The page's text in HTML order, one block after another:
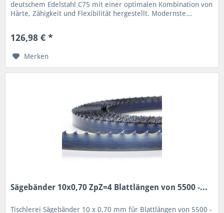
deutschem Edelstahl C75 mit einer optimalen Kombination von
Härte, Zähigkeit und Flexibilität hergestellt. Modernste...
126,98 € *
Merken
Sägebänder 10x0,70 ZpZ=4 Blattlängen von 5500 -...
Tischlerei Sägebänder 10 x 0,70 mm für Blattlängen von 5500 -